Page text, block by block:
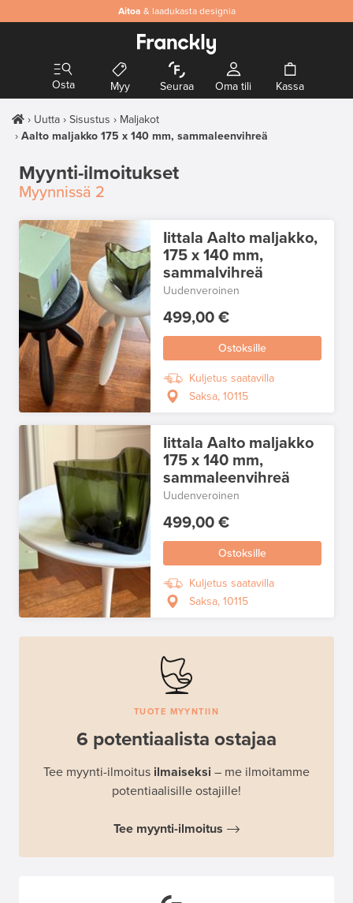
Aitoa & laadukasta designia
Osta Myy Seuraa Oma tili Kassa
Uutta Sisustus
Maljakot
Aalto maljakko 175 x 140 mm, sammaleenvihreä
Myynti-ilmoitukset
Myynnissä 2
Iittala Aalto maljakko,
175 x 140 mm,
sammalvihreä
Uudenveroinen
499,00 €
Ostoksille
Kuljetus saatavilla
Saksa, 10115
Iittala Aalto maljakko
175 x 140 mm,
sammaleenvihreä
Uudenveroinen
499,00 €
Ostoksille
Kuljetus saatavilla
Saksa, 10115
TUOTE MYYNTIIN
6 potentiaalista ostajaa
Tee myynti-ilmoitus ilmaiseksi – me ilmoitamme
potentiaalisille ostajille!
Tee myynti-ilmoitus